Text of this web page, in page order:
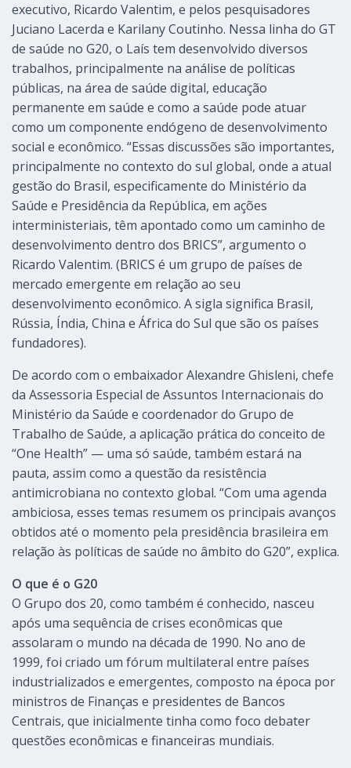
executivo, Ricardo Valentim, e pelos pesquisadores
Juciano Lacerda e Karilany Coutinho. Nessa linha do GT
de saúde no G20, o Laís tem desenvolvido diversos
trabalhos, principalmente na análise de políticas
públicas, na área de saúde digital, educação
permanente em saúde e como a saúde pode atuar
como um componente endógeno de desenvolvimento
social e econômico. “Essas discussões são importantes,
principalmente no contexto do sul global, onde a atual
gestão do Brasil, especificamente do Ministério da
Saúde e Presidência da República, em ações
interministeriais, têm apontado como um caminho de
desenvolvimento dentro dos BRICS”, argumento o
Ricardo Valentim. (BRICS é um grupo de países de
mercado emergente em relação ao seu
desenvolvimento econômico. A sigla significa Brasil,
Rússia, Índia, China e África do Sul que são os países
fundadores).
De acordo com o embaixador Alexandre Ghisleni, chefe
da Assessoria Especial de Assuntos Internacionais do
Ministério da Saúde e coordenador do Grupo de
Trabalho de Saúde, a aplicação prática do conceito de
“One Health” — uma só saúde, também estará na
pauta, assim como a questão da resistência
antimicrobiana no contexto global. “Com uma agenda
ambiciosa, esses temas resumem os principais avanços
obtidos até o momento pela presidência brasileira em
relação às políticas de saúde no âmbito do G20”, explica.
O que é o G20
O Grupo dos 20, como também é conhecido, nasceu
após uma sequência de crises econômicas que
assolaram o mundo na década de 1990. No ano de
1999, foi criado um fórum multilateral entre países
industrializados e emergentes, composto na época por
ministros de Finanças e presidentes de Bancos
Centrais, que inicialmente tinha como foco debater
questões econômicas e financeiras mundiais.